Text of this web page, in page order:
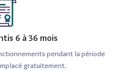
6 à 36 mois
pendant la période
gratuitement.